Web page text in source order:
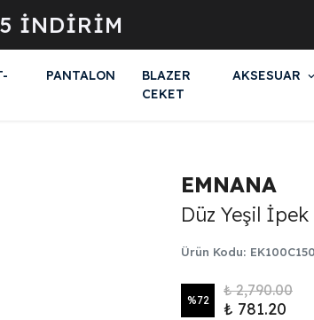
İNDİRİM
PANTALON
BLAZER
CEKET
AKSESUAR
EMNANA
Düz Yeşil
Ürün Kodu:
%72
₺ 2,790.00
₺ 781.20